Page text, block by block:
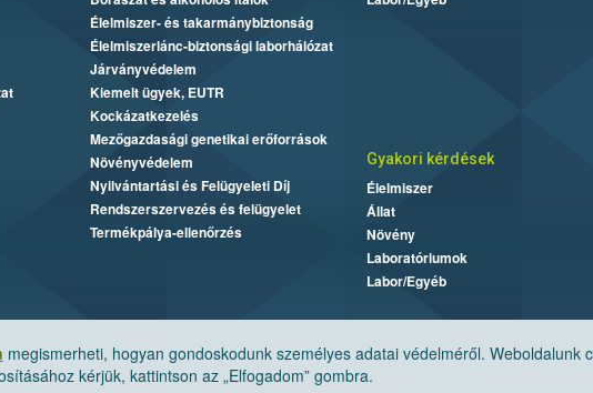
megismerheti, hogyan gondoskodunk személyes adatai védelméről. Weboldalunk
kérjük, kattintson az „Elfogadom” gombra.
Élelmiszer- és takarmánybiztonság
Élelmiszerlánc-biztonsági laborhálózat
Járványvédelem
Kiemelt ügyek, EUTR
Kockázatkezelés
Mezőgazdasági genetikai erőforrások
Növényvédelem
Nyilvántartási és Felügyeleti Díj
Rendszerszervezés és felügyelet
Termékpálya-ellenőrzés
Gyakori kérdések
Élelmiszer
Állat
Növény
Laboratóriumok
Labor/Egyéb